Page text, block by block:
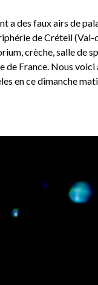
a des faux airs de
de Créteil
crèche, salle de
de France. Nous
en ce dimanche